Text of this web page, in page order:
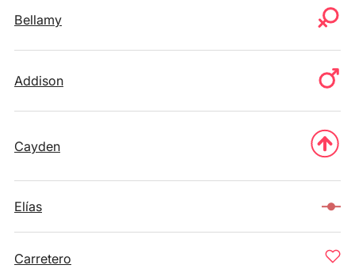
Bellamy
Addison
Cayden
Elías
Carretero